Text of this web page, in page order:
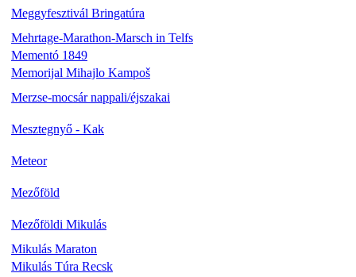
Meggyfesztivál Bringatúra
Mehrtage-Marathon-Marsch in Telfs
Mementó 1849
Memorijal Mihajlo Kampoš
Merzse-mocsár nappali/éjszakai
Mesztegnyő - Kak
Meteor
Mezőföld
Mezőföldi Mikulás
Mikulás Maraton
Mikulás Túra Recsk